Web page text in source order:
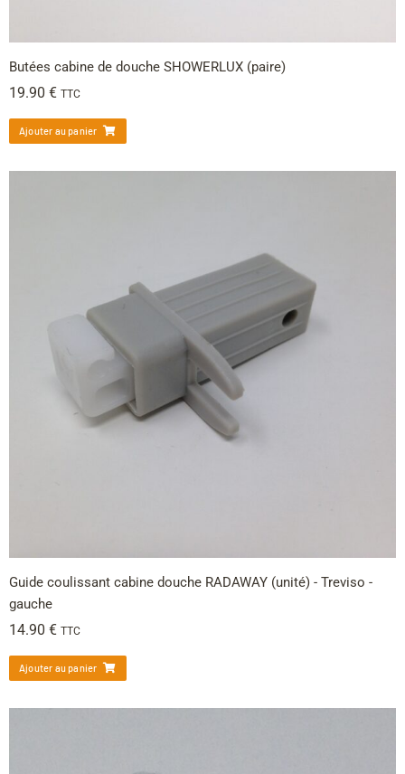
Butées cabine de douche SHOWERLUX (paire)
19.90 € TTC
Ajouter au panier
Guide coulissant cabine douche RADAWAY (unité) - Treviso -
gauche
14.90 € TTC
Ajouter au panier